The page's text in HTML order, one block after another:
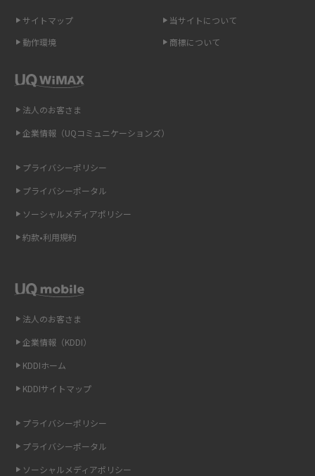
2015年10月(8)
2015年8月(7)
2015年7月(9)
2015年6月(8)
2015年3月(9)
2015年2月(7)
2014年12月(8)
2014年11月(8)
2014年10月(9)
2014年9月(9)
2014年8月(7)
2014年7月(9)
2014年6月(7)
2014年5月(7)
ポケット型Wi-Fi（モバイルWi-Fi）とは？おススメする方の特徴や選び方を
即日受け取りできるポケット型Wi-Fiはある？すぐに使うための方法や注意
ONU（光回線終端装置）とは？モデム・ルーター・ホームゲートウェイと
ギガバイト（GB）とは？1GBの目安やギガが足りない時の対処法を紹介
Wi-Fi 6とは？Wi-Fi 5との違いやメリットと注意点、規格の種類も解説
Wi-Fiを自宅に設置する方法は？必要なことやポイントも紹介
光ファイバーとは？仕組みやメリット・デメリットを初心者向けにわかり
やすく解説
を解説
6Gとはどんな通信技術？Beyond 5Gや実用化の課題などを解説
方法を解説
サイトマップ
当サイトについて
動作環境
商標について
法人のお客さま
企業情報（KDDI）
KDDIホーム
KDDIサイトマップ
プライバシーポリシー
プライバシーポータル
ソーシャルメディアポリシー
法人のお客さま
企業情報（UQコミュニケーションズ）
プライバシーポリシー
プライバシーポータル
ソーシャルメディアポリシー
約款•利用規約